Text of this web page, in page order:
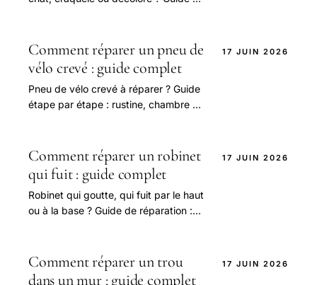
Comment réparer un pneu de
vélo crevé : guide complet
Pneu de vélo crevé à réparer ? Guide
étape par étape : rustine, chambre à
17 JUIN 2026
Comment réparer un robinet
qui fuit : guide complet
Robinet qui goutte, qui fuit par le haut
ou à la base ? Guide de réparation :
17 JUIN 2026
Comment réparer un trou
dans un mur : guide complet
17 JUIN 2026